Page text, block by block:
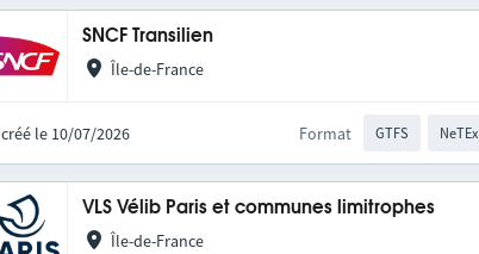
SNCF Transilien
Île-de-France
créé le 10/07/2026 Format GTFS NeTEx
VLS Vélib Paris et communes limitrophes
Île-de-France